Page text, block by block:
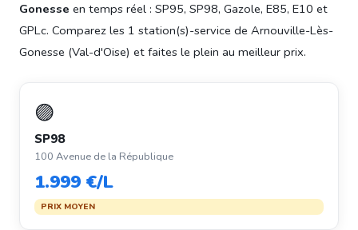
Gonesse en temps réel : SP95, SP98, Gazole, E85, E10 et
GPLc. Comparez les 1 station(s)-service de Arnouville-Lès-
Gonesse (Val-d'Oise) et faites le plein au meilleur prix.
🟣
SP98
100 Avenue de la République
1.999 €/L
PRIX MOYEN